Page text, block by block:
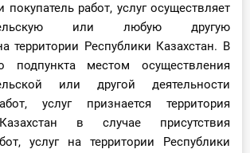
покупатель работ, услуг осуществляет
или любую другую
территории Республики Казахстан. В
подпункта местом осуществления
или другой деятельности
услуг признается территория
в случае присутствия
услуг на территории Республики